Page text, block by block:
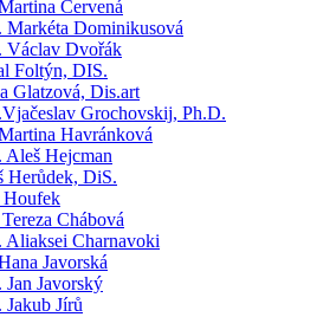
Červená
Dominikusová
Václav Dvořák
Foltýn, DIS.
Glatzová, Dis.art
Grochovskij, Ph.D.
Havránková
Hejcman
Herůdek, DiS.
Chábová
Charnavoki
Javorská
Javorský
Jírů